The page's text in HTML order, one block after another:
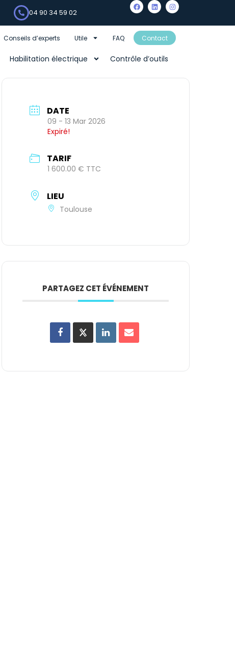
04 90 34 59 02
Conseils d’experts Utile FAQ Contact
Habilitation électrique Contrôle d’outils
DATE
09 - 13 Mar 2026
Expiré!
TARIF
1 600.00 € TTC
LIEU
Toulouse
PARTAGEZ CET ÉVÉNEMENT